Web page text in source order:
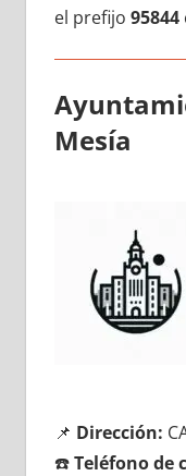
el prefijo 95844
Mesía
📌 Dirección:
☎️Teléfono dе